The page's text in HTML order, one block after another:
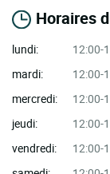
Horaires
lundi:
12:00-
mardi:
12:00-
mercredi:
12:00-
jeudi:
12:00-
vendredi:
12:00-